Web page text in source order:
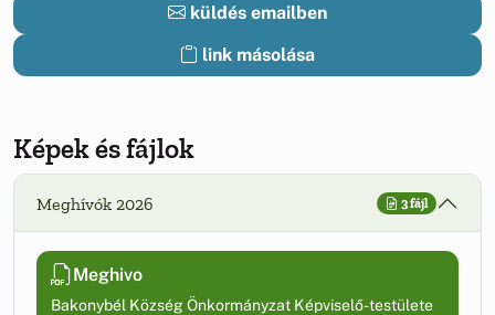
küldés emailben
link másolása
Képek és fájlok
Meghívók 2026 3 fájl
Meghivo
Bakonybél Község Önkormányzat Képviselő-testülete